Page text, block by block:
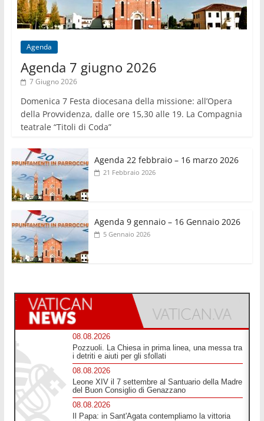
Agenda
Agenda 7 giugno 2026
7 Giugno 2026
Domenica 7 Festa diocesana della missione: all’Opera
della Provvidenza, dalle ore 15,30 alle 19. La Compagnia
teatrale “Titoli di Coda”
Agenda 22 febbraio – 16 marzo 2026
21 Febbraio 2026
Agenda 9 gennaio – 16 Gennaio 2026
5 Gennaio 2026
08.08.2026
Pozzuoli. La Chiesa in prima linea, una messa tra
i detriti e aiuti per gli sfollati
08.08.2026
Leone XIV il 7 settembre al Santuario della Madre
del Buon Consiglio di Genazzano
08.08.2026
Il Papa: in Sant'Agata contempliamo la vittoria